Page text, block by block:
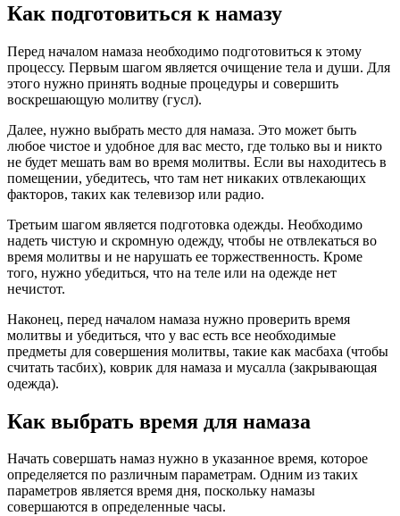
Как подготовиться к намазу
Перед началом намаза необходимо подготовиться к этому
процессу. Первым шагом является очищение тела и души. Для
этого нужно принять водные процедуры и совершить
воскрешающую молитву (гусл).
Далее, нужно выбрать место для намаза. Это может быть
любое чистое и удобное для вас место, где только вы и никто
не будет мешать вам во время молитвы. Если вы находитесь в
помещении, убедитесь, что там нет никаких отвлекающих
факторов, таких как телевизор или радио.
Третьим шагом является подготовка одежды. Необходимо
надеть чистую и скромную одежду, чтобы не отвлекаться во
время молитвы и не нарушать ее торжественность. Кроме
того, нужно убедиться, что на теле или на одежде нет
нечистот.
Наконец, перед началом намаза нужно проверить время
молитвы и убедиться, что у вас есть все необходимые
предметы для совершения молитвы, такие как масбаха (чтобы
считать тасбих), коврик для намаза и мусалла (закрывающая
одежда).
Как выбрать время для намаза
Начать совершать намаз нужно в указанное время, которое
определяется по различным параметрам. Одним из таких
параметров является время дня, поскольку намазы
совершаются в определенные часы.